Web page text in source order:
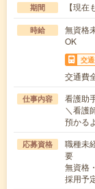
期間 【現
時給
無資格
OK
交
交通費
仕事内容
看護助
＼看護
預かる
応募資格
職種未
要
無資格
採用予